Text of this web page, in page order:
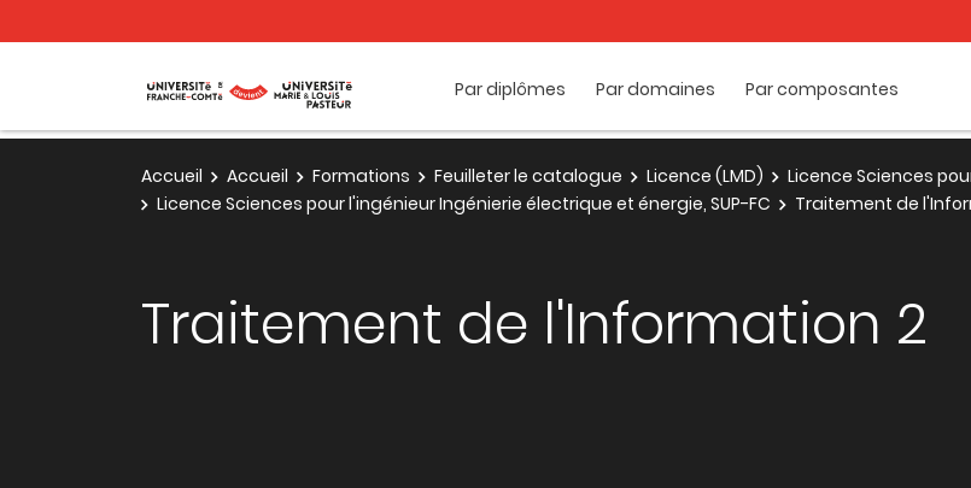
Par diplômes Par domaines Par composantes
Accueil Accueil Formations Feuilleter le catalogue Licence (LMD)
Licence Sciences
Licence Sciences pour l'ingénieur Ingénierie électrique et énergie, SUP-FC
Traitement de
Traitement de l'Information 2